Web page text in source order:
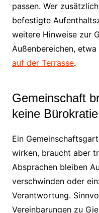
passen. Wer
befestigte
weitere Hinweise zur
Außenbereichen,
auf der Terrasse.
Gemeinschaft
keine Bürokratie
Ein
wirken, braucht aber
Absprachen bleiben
verschwinden oder
Verantwortung.
Vereinbarungen zu